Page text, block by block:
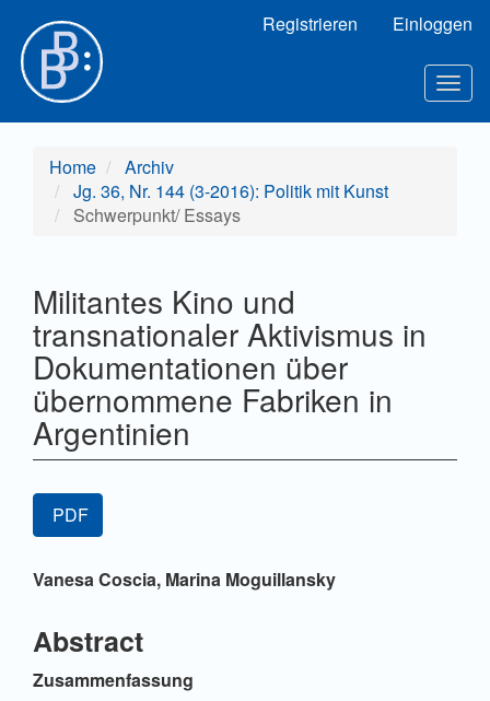
Hauptinhalt
Sidebar
Registrieren Einloggen
Home
Archiv
Jg. 36, Nr. 144 (3-2016): Politik mit Kunst
Schwerpunkt/ Essays
Militantes Kino und
transnationaler Aktivismus in
Dokumentationen über
übernommene Fabriken in
Argentinien
Artikel-
Sidebar
PDF
Hauptsächlicher
Vanesa Coscia, Marina Moguillansky
Abstract
Zusammenfassung